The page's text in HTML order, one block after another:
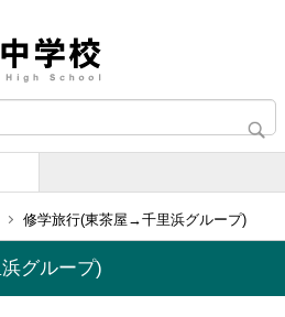
修学旅行(東茶屋→千里浜グループ)
グループ)